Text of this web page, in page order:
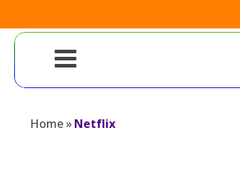
Home»Netflix